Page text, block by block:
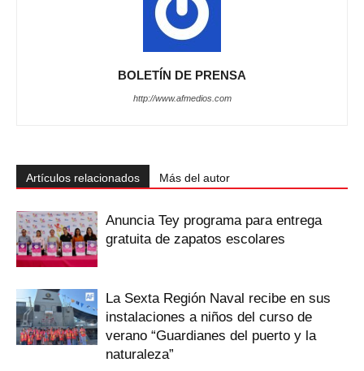
BOLETÍN DE PRENSA
http://www.afmedios.com
Artículos relacionados Más del autor
‎Anuncia Tey programa para entrega
gratuita de zapatos escolares
La Sexta Región Naval recibe en sus
instalaciones a niños del curso de
verano “Guardianes del puerto y la
naturaleza”